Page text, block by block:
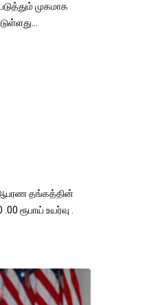
முகமாக
தங்கத்தின்
ரூபாய் உயர்வு .